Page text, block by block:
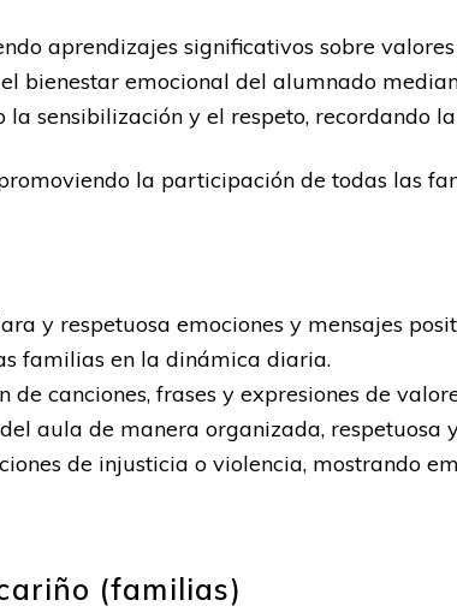
aprendizajes significativos sobre
bienestar emocional del alumnado
la sensibilización y el respeto, recordando
la participación de todas las
y respetuosa emociones y mensajes
familias en la dinámica diaria.
canciones, frases y expresiones de
aula de manera organizada, respetuosa
de injusticia o violencia, mostrando
(familias)